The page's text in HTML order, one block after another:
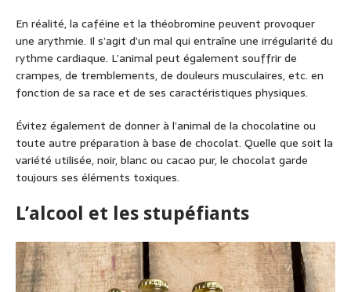
En réalité, la caféine et la théobromine peuvent provoquer
une arythmie. Il s’agit d’un mal qui entraîne une irrégularité du
rythme cardiaque. L’animal peut également souffrir de
crampes, de tremblements, de douleurs musculaires, etc. en
fonction de sa race et de ses caractéristiques physiques.
Évitez également de donner à l’animal de la chocolatine ou
toute autre préparation à base de chocolat. Quelle que soit la
variété utilisée, noir, blanc ou cacao pur, le chocolat garde
toujours ses éléments toxiques.
L’alcool et les stupéfiants